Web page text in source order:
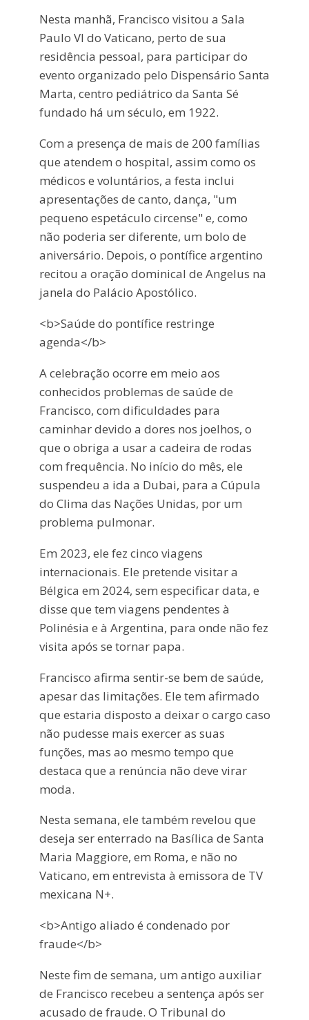
Nesta manhã, Francisco visitou a Sala
Paulo VI do Vaticano, perto de sua
residência pessoal, para participar do
evento organizado pelo Dispensário Santa
Marta, centro pediátrico da Santa Sé
fundado há um século, em 1922.
Com a presença de mais de 200 famílias
que atendem o hospital, assim como os
médicos e voluntários, a festa inclui
apresentações de canto, dança, "um
pequeno espetáculo circense" e, como
não poderia ser diferente, um bolo de
aniversário. Depois, o pontífice argentino
recitou a oração dominical de Angelus na
janela do Palácio Apostólico.
<b>Saúde do pontífice restringe
agenda</b>
A celebração ocorre em meio aos
conhecidos problemas de saúde de
Francisco, com dificuldades para
caminhar devido a dores nos joelhos, o
que o obriga a usar a cadeira de rodas
com frequência. No início do mês, ele
suspendeu a ida a Dubai, para a Cúpula
do Clima das Nações Unidas, por um
problema pulmonar.
Em 2023, ele fez cinco viagens
internacionais. Ele pretende visitar a
Bélgica em 2024, sem especificar data, e
disse que tem viagens pendentes à
Polinésia e à Argentina, para onde não fez
visita após se tornar papa.
Francisco afirma sentir-se bem de saúde,
apesar das limitações. Ele tem afirmado
que estaria disposto a deixar o cargo caso
não pudesse mais exercer as suas
funções, mas ao mesmo tempo que
destaca que a renúncia não deve virar
moda.
Nesta semana, ele também revelou que
deseja ser enterrado na Basílica de Santa
Maria Maggiore, em Roma, e não no
Vaticano, em entrevista à emissora de TV
mexicana N+.
<b>Antigo aliado é condenado por
fraude</b>
Neste fim de semana, um antigo auxiliar
de Francisco recebeu a sentença após ser
acusado de fraude. O Tribunal do